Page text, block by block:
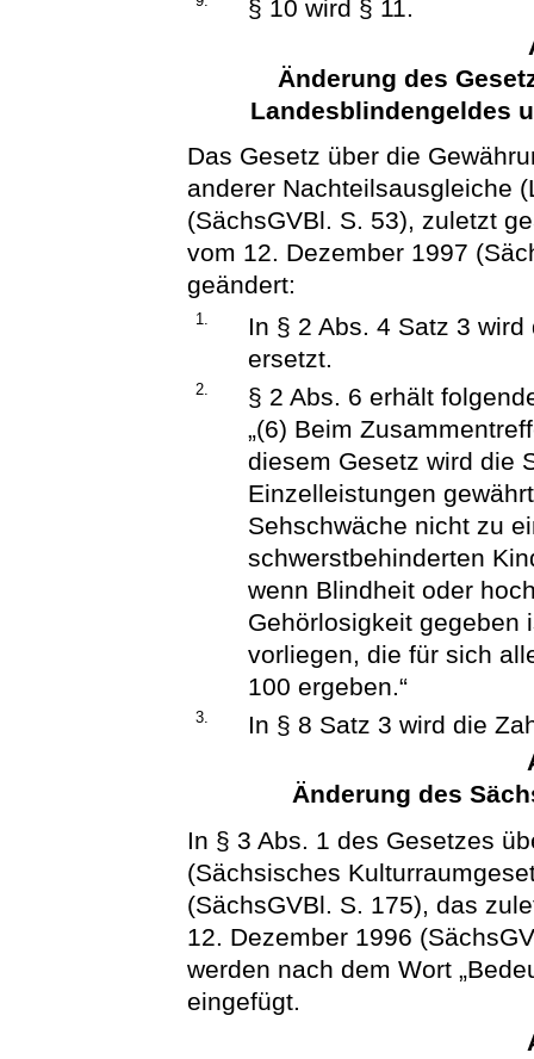
§ 10 wird § 11.
Änderung des
Landesblindengeldes
Das Gesetz über die
anderer Nachteilsausgleiche
(SächsGVBl. S. 53), zuletzt
vom 12. Dezember 1997
geändert:
1.
In § 2 Abs. 4 Satz 3 wird
ersetzt.
2.
§ 2 Abs. 6 erhält
„(6) Beim
diesem Gesetz wird die
Einzelleistungen
Sehschwäche nicht zu
schwerstbehinderten
wenn Blindheit oder
Gehörlosigkeit gegeben
vorliegen, die für sich
100 ergeben.“
3.
In § 8 Satz 3 wird die
Änderung des
In § 3 Abs. 1 des Gesetzes
(Sächsisches
(SächsGVBl. S. 175), das
12. Dezember 1996
werden nach dem Wort
eingefügt.